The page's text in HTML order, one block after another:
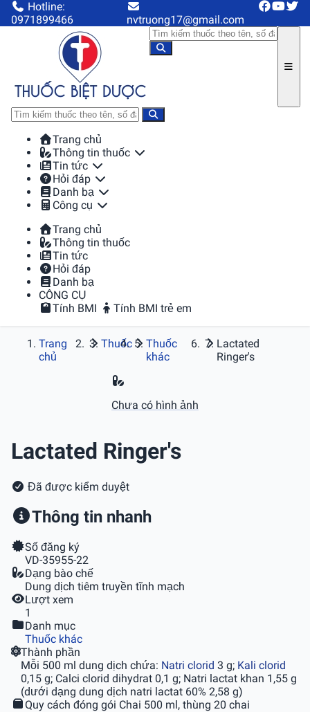
Hotline:
0971899466
nvtruong17@gmail.com
Trang chủ
Thông tin thuốc
Tin tức
Hỏi đáp
Danh bạ
Công cụ
Trang chủ
Thông tin thuốc
Tin tức
Hỏi đáp
Danh bạ
CÔNG CỤ
Tính BMI
Tính BMI trẻ em
Trang
chủ
Thuốc
Thuốc
khác
Lactated
Ringer's
Chưa có hình ảnh
Lactated Ringer's
Đã được kiểm duyệt
Thông tin nhanh
Số đăng ký
VD-35955-22
Dạng bào chế
Dung dịch tiêm truyền tĩnh mạch
Lượt xem
1
Danh mục
Thuốc khác
Thành phần
Mỗi 500 ml dung dịch chứa: Natri clorid 3 g; Kali clorid
0,15 g; Calci clorid dihydrat 0,1 g; Natri lactat khan 1,55 g
(dưới dạng dung dịch natri lactat 60% 2,58 g)
Quy cách đóng gói Chai 500 ml, thùng 20 chai